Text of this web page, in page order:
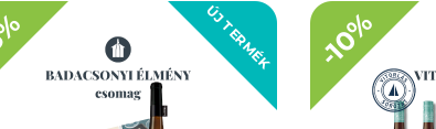
ÚJ TERMÉK -10%